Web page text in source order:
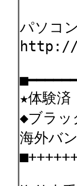
パソコ
http://
★体験済
◆ブラッ
海外バ